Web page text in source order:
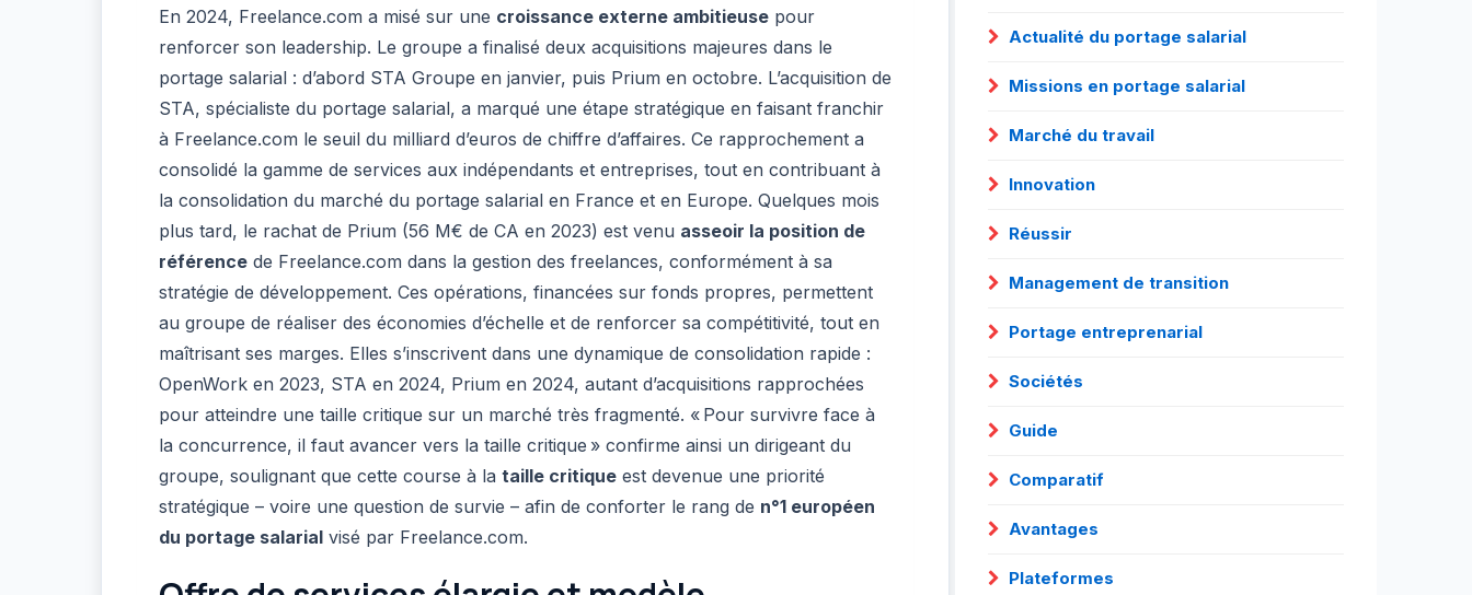
En 2024, Freelance.com a misé sur une croissance externe ambitieuse pour
renforcer son leadership. Le groupe a finalisé deux acquisitions majeures dans le
portage salarial : d’abord STA Groupe en janvier, puis Prium en octobre. L’acquisition de
STA, spécialiste du portage salarial, a marqué une étape stratégique en faisant franchir
à Freelance.com le seuil du milliard d’euros de chiffre d’affaires. Ce rapprochement a
consolidé la gamme de services aux indépendants et entreprises, tout en contribuant à
la consolidation du marché du portage salarial en France et en Europe. Quelques mois
plus tard, le rachat de Prium (56 M€ de CA en 2023) est venu asseoir la position de
référence de Freelance.com dans la gestion des freelances, conformément à sa
stratégie de développement. Ces opérations, financées sur fonds propres, permettent
au groupe de réaliser des économies d’échelle et de renforcer sa compétitivité, tout en
maîtrisant ses marges. Elles s’inscrivent dans une dynamique de consolidation rapide :
OpenWork en 2023, STA en 2024, Prium en 2024, autant d’acquisitions rapprochées
pour atteindre une taille critique sur un marché très fragmenté. « Pour survivre face à
la concurrence, il faut avancer vers la taille critique » confirme ainsi un dirigeant du
groupe, soulignant que cette course à la taille critique est devenue une priorité
stratégique – voire une question de survie – afin de conforter le rang de n°1 européen
du portage salarial visé par Freelance.com.
Actualité du portage salarial
Missions en portage salarial
Marché du travail
Innovation
Réussir
Management de transition
Portage entreprenarial
Sociétés
Guide
Comparatif
Avantages
Plateformes